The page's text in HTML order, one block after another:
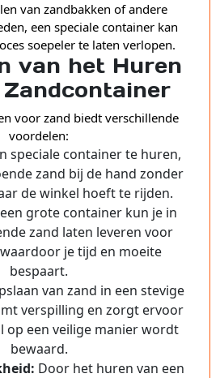
van zandbakken of andere
een speciale container kan
soepeler te laten verlopen.
van het Huren
voor zand biedt verschillende
voordelen:
speciale container te huren,
zand bij de hand zonder
de winkel hoeft te rijden.
grote container kun je in
zand laten leveren voor
je tijd en moeite
bespaart.
van zand in een stevige
verspilling en zorgt ervoor
op een veilige manier wordt
bewaard.
Door het huren van een